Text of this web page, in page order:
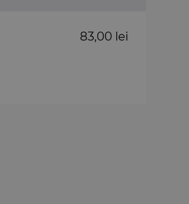
83,00 lei